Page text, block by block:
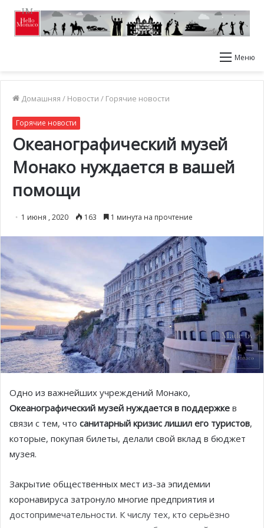
Меню
Домашняя / Новости / Горячие новости
Горячие новости
Океанографический музей
Монако нуждается в вашей
помощи
1 июня , 2020 163 1 минута на прочтение
Одно из важнейших учреждений Монако,
Океанографический музей нуждается в поддержке в
связи с тем, что санитарный кризис лишил его туристов,
которые, покупая билеты, делали свой вклад в бюджет
музея.
Закрытие общественных мест из-за эпидемии
коронавируса затронуло многие предприятия и
достопримечательности. К числу тех, кто серьёзно